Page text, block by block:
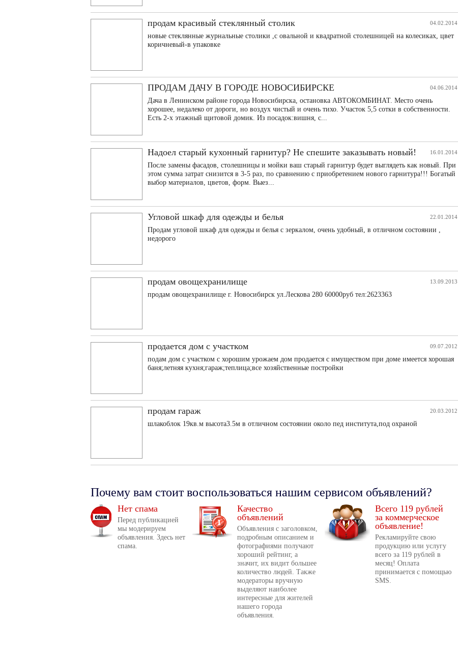
04.02.2014
продам красивый стеклянный столик
новые стеклянные журнальные столики ,с овальной и квадратной столешницей на колесиках, цвет
коричневый-в упаковке
04.06.2014
ПРОДАМ ДАЧУ В ГОРОДЕ НОВОСИБИРСКЕ
Дача в Ленинском районе города Новосибирска, остановка АВТОКОМБИНАТ. Место очень
хорошее, недалеко от дороги, но воздух чистый и очень тихо. Участок 5,5 сотки в собственности.
Есть 2-х этажный щитовой домик. Из посадок:вишня, с...
16.01.2014
Надоел старый кухонный гарнитур? Не спешите заказывать новый!
После замены фасадов, столешницы и мойки ваш старый гарнитур будет выглядеть как новый. При
этом сумма затрат снизится в 3-5 раз, по сравнению с приобретением нового гарнитура!!! Богатый
выбор материалов, цветов, форм. Выез...
22.01.2014
Угловой шкаф для одежды и белья
Продам угловой шкаф для одежды и белья с зеркалом, очень удобный, в отличном состоянии ,
недорого
13.09.2013
продам овощехранилище
продам овощехранилище г. Новосибирск ул.Лескова 280 60000руб тел:2623363
09.07.2012
продается дом с участком
подам дом с участком с хорошим урожаем дом продается с имуществом при доме имеется хорошая
баня;летняя кухня;гараж;теплица;все хозяйственные постройки
20.03.2012
продам гараж
шлакоблок 19кв.м высота3.5м в отличном состоянии около пед института,под охраной
Почему вам стоит воспользоваться нашим сервисом объявлений?
Нет спама
Перед публикацией
мы модерируем
объявления. Здесь нет
спама.
Качество
объявлений
Объявления с заголовком,
подробным описанием и
фотографиями получают
хороший рейтинг, а
значит, их видит большее
количество людей. Также
модераторы вручную
выделяют наиболее
интересные для жителей
нашего города
объявления.
Всего 119 рублей
за коммерческое
объявление!
Рекламируйте свою
продукцию или услугу
всего за 119 рублей в
месяц! Оплата
принимается с помощью
SMS.